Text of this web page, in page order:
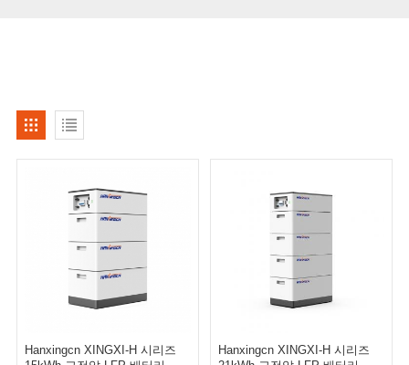
Hanxingcn XINGXI-H 시리즈
Hanxingcn XINGXI-H 시리즈